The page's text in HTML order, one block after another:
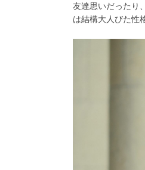
友達思いだったり
は結構大人びた性